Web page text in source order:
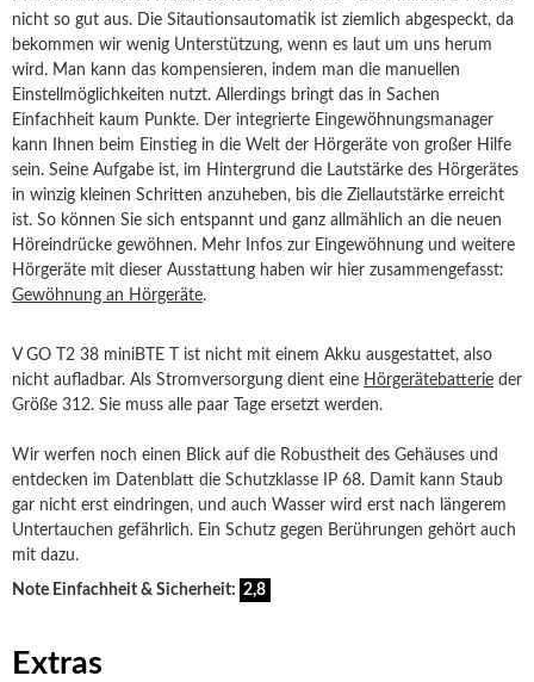
nicht so gut aus. Die Sitautionsautomatik ist ziemlich abgespeckt, da
bekommen wir wenig Unterstützung, wenn es laut um uns herum
wird. Man kann das kompensieren, indem man die manuellen
Einstellmöglichkeiten nutzt. Allerdings bringt das in Sachen
Einfachheit kaum Punkte. Der integrierte Eingewöhnungsmanager
kann Ihnen beim Einstieg in die Welt der Hörgeräte von großer Hilfe
sein. Seine Aufgabe ist, im Hintergrund die Lautstärke des Hörgerätes
in winzig kleinen Schritten anzuheben, bis die Ziellautstärke erreicht
ist. So können Sie sich entspannt und ganz allmählich an die neuen
Höreindrücke gewöhnen. Mehr Infos zur Eingewöhnung und weitere
Hörgeräte mit dieser Ausstattung haben wir hier zusammengefasst:
Gewöhnung an Hörgeräte.
V GO T2 38 miniBTE T ist nicht mit einem Akku ausgestattet, also
nicht aufladbar. Als Stromversorgung dient eine Hörgerätebatterie der
Größe 312. Sie muss alle paar Tage ersetzt werden.
Wir werfen noch einen Blick auf die Robustheit des Gehäuses und
entdecken im Datenblatt die Schutzklasse IP 68. Damit kann Staub
gar nicht erst eindringen, und auch Wasser wird erst nach längerem
Untertauchen gefährlich. Ein Schutz gegen Berührungen gehört auch
mit dazu.
Note Einfachheit & Sicherheit: 2,8
Extras